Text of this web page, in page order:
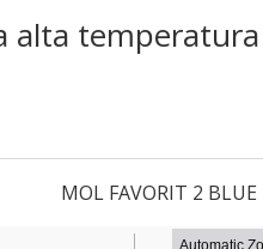
alta temperatura
MOL FAVORIT 2 BLUE